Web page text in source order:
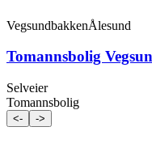
VegsundbakkenÅlesund
Tomannsbolig
Selveier
Tomannsbolig
<- ->